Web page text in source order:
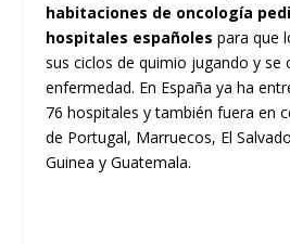
habitaciones de oncología
hospitales españoles para que
sus ciclos de quimio jugando y se
enfermedad. En España ya ha
76 hospitales y también fuera en
de Portugal, Marruecos, El
Guinea y Guatemala.